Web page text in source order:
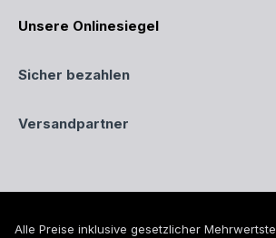
Unsere Onlinesiegel
Sicher bezahlen
Versandpartner
Alle Preise inklusive gesetzlicher